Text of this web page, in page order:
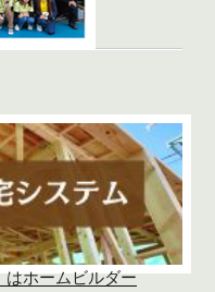
はホームビルダー